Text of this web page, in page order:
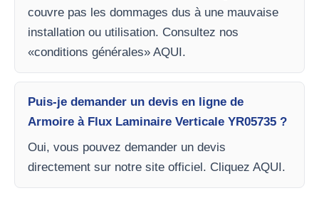
couvre pas les dommages dus à une mauvaise
installation ou utilisation. Consultez nos
«conditions générales» AQUI.
Puis-je demander un devis en ligne de
Armoire à Flux Laminaire Verticale YR05735 ?
Oui, vous pouvez demander un devis
directement sur notre site officiel. Cliquez AQUI.